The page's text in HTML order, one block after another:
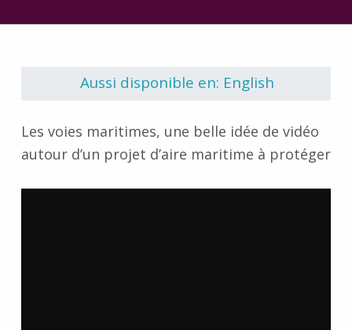
Aussi disponible en: English
Les voies maritimes, une belle idée de vidéo
autour d’un projet d’aire maritime à protéger